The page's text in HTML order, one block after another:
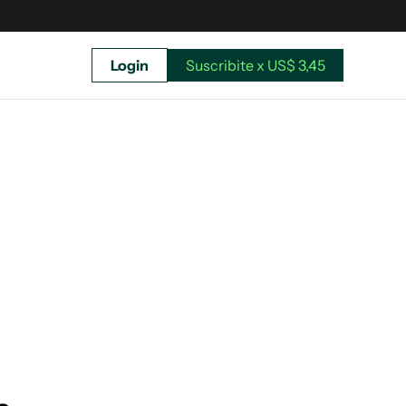
Login Suscribite x US$ 3,45